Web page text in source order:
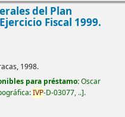
del Plan
Fiscal 1999.
1998.
para préstamo:Oscar
IVP-D-03077, .. .